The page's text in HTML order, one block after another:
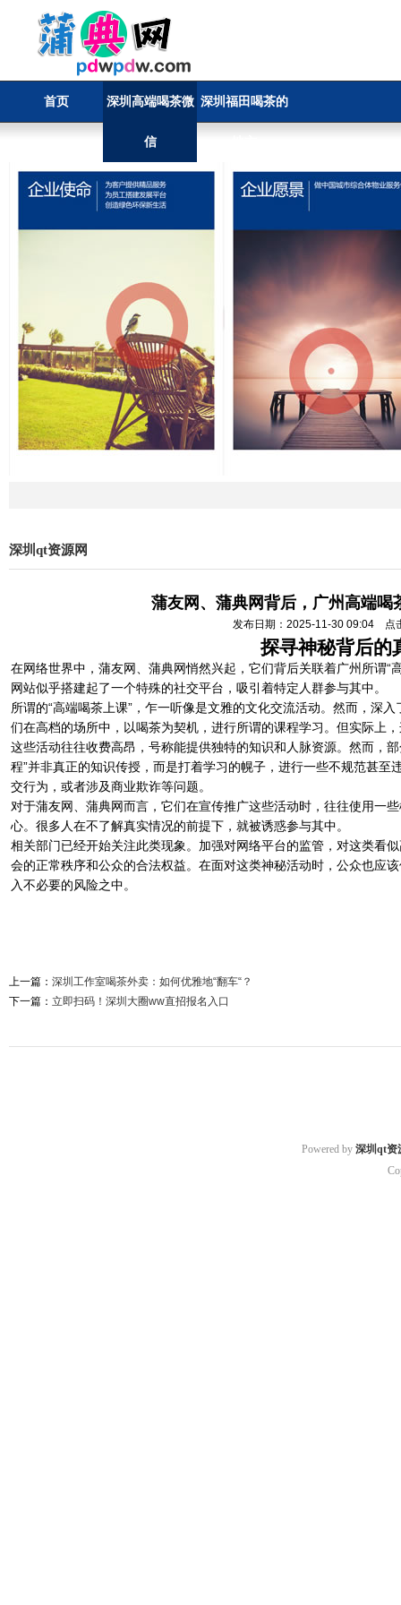
首页 深圳高端喝茶微
信
深圳福田喝茶的
深圳qt资源网
蒲友网、蒲典网背后，广州高端喝
发布日期：2025-11-30 09:04 点
探寻神秘背后的
在网络世界中，蒲友网、蒲典网悄然兴起，它们背后关联着广州所谓“
网站似乎搭建起了一个特殊的社交平台，吸引着特定人群参与其中。
所谓的“高端喝茶上课”，乍一听像是文雅的文化交流活动。然而，深
们在高档的场所中，以喝茶为契机，进行所谓的课程学习。但实际上
这些活动往往收费高昂，号称能提供独特的知识和人脉资源。然而，
程”并非真正的知识传授，而是打着学习的幌子，进行一些不规范甚
交行为，或者涉及商业欺诈等问题。
对于蒲友网、蒲典网而言，它们在宣传推广这些活动时，往往使用一
心。很多人在不了解真实情况的前提下，就被诱惑参与其中。
相关部门已经开始关注此类现象。加强对网络平台的监管，对这类看
会的正常秩序和公众的合法权益。在面对这类神秘活动时，公众也应
入不必要的风险之中。
上一篇： 深圳工作室喝茶外卖：如何优雅地“翻车“？
下一篇： 立即扫码！深圳大圈ww直招报名入口
Powered by 深圳qt资